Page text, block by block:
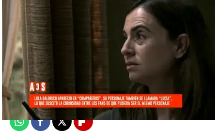
atreseries
Madrid
Publicado:10 de octubre de 2017, 10:54
WhatsappFacebook
X Flipboard